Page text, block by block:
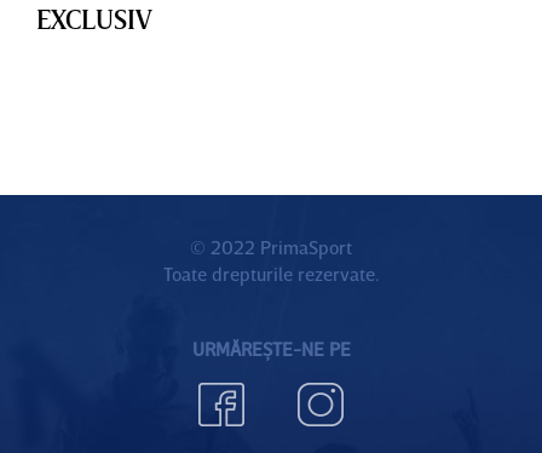
EXCLUSIV
© 2022 PrimaSport
Toate drepturile rezervate.
URMĂREȘTE-NE PE